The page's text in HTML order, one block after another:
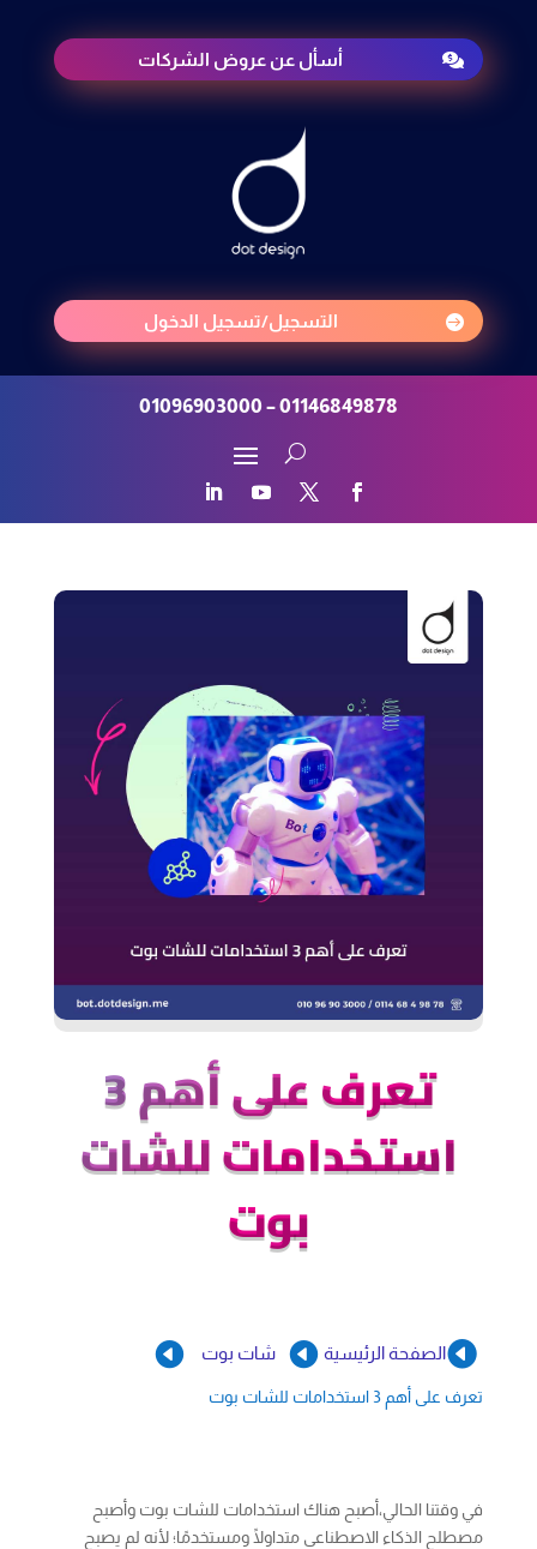
 أسأل عن عروض الشركات
 التسجيل/تسجيل الدخول
01146849878 – 01096903000
تعرف على أهم 3
استخدامات للشات
بوت
الصفحة الرئيسية  شات بوت 
تعرف على أهم 3 استخدامات للشات بوت
في وقتنا الحالي،أصبح هناك استخدامات للشات بوت وأصبح
مصطلح الذكاء الاصطناعى متداولًا ومستخدمًا؛ لأنه لم يصبح